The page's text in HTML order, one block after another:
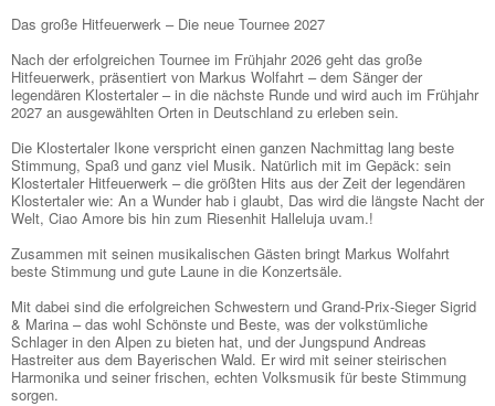
Das große Hitfeuerwerk – Die neue Tournee 2027
Nach der erfolgreichen Tournee im Frühjahr 2026 geht das große
Hitfeuerwerk, präsentiert von Markus Wolfahrt – dem Sänger der
legendären Klostertaler – in die nächste Runde und wird auch im Frühjahr
2027 an ausgewählten Orten in Deutschland zu erleben sein.
Die Klostertaler Ikone verspricht einen ganzen Nachmittag lang beste
Stimmung, Spaß und ganz viel Musik. Natürlich mit im Gepäck: sein
Klostertaler Hitfeuerwerk – die größten Hits aus der Zeit der legendären
Klostertaler wie: An a Wunder hab i glaubt, Das wird die längste Nacht der
Welt, Ciao Amore bis hin zum Riesenhit Halleluja uvam.!
Zusammen mit seinen musikalischen Gästen bringt Markus Wolfahrt
beste Stimmung und gute Laune in die Konzertsäle.
Mit dabei sind die erfolgreichen Schwestern und Grand-Prix-Sieger Sigrid
& Marina – das wohl Schönste und Beste, was der volkstümliche
Schlager in den Alpen zu bieten hat, und der Jungspund Andreas
Hastreiter aus dem Bayerischen Wald. Er wird mit seiner steirischen
Harmonika und seiner frischen, echten Volksmusik für beste Stimmung
sorgen.